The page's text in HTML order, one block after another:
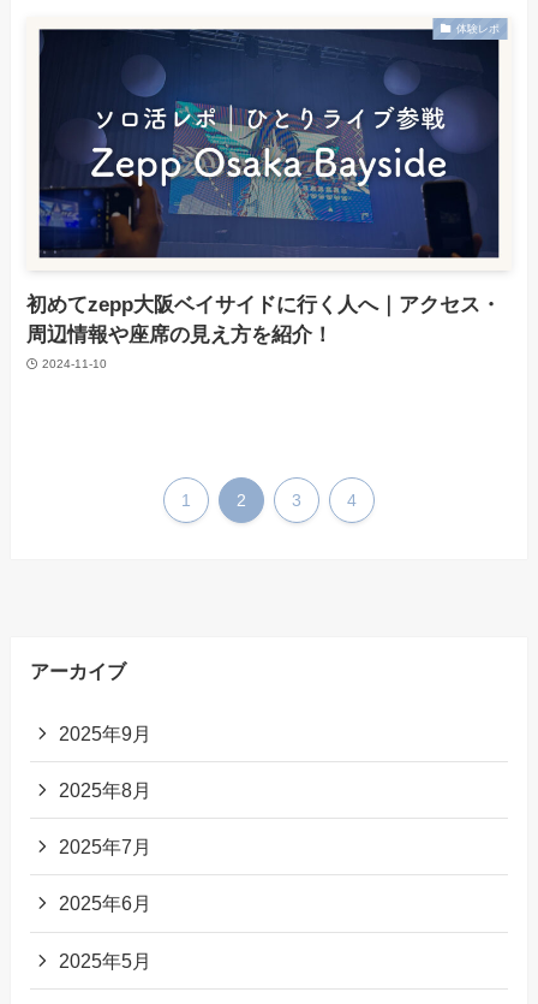
体験レポ
初めてzepp大阪ベイサイドに行く人へ｜アクセス・
周辺情報や座席の見え方を紹介！
2024-11-10
1 2 3 4
アーカイブ
2025年9月
2025年8月
2025年7月
2025年6月
2025年5月